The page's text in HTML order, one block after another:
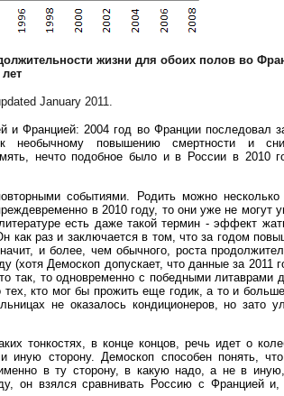
жизни для обоих полов во
January 2011.
и Францией: 2004 год во Франции последовал
необычному повышению смертности и
нечто подобное было и в России в 2010
событиями. Родить можно
в 2010 году, то они уже не могут
есть даже такой термин - эффект
как раз и заключается в том, что за годом
и более, чем обычного, роста
Демоскоп допускает, что данные за 2011
так, то одновременно с победными литаврами
кто мог бы прожить еще годик, а то и
не оказалось кондиционеров, но зато
тонкостях, в конце концов, речь идет о
иную сторону. Демоскоп способен понять,
в ту сторону, в какую надо, а не в
он взялся сравнивать Россию с Францией